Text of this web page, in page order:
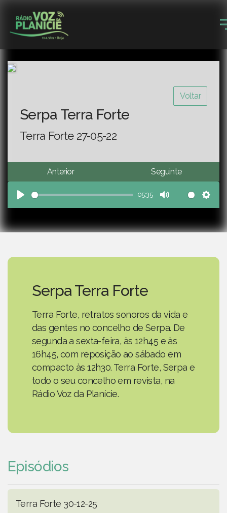
Voltar
Serpa Terra Forte
Terra Forte 27-05-22
Anterior Seguinte
Play
05:35
Mute
Serpa Terra Forte
Terra Forte, retratos sonoros da vida e
das gentes no concelho de Serpa. De
segunda a sexta-feira, às 12h45 e às
16h45, com reposição ao sábado em
compacto às 12h30. Terra Forte, Serpa e
todo o seu concelho em revista, na
Rádio Voz da Planície.
Episódios
Terra Forte 30-12-25